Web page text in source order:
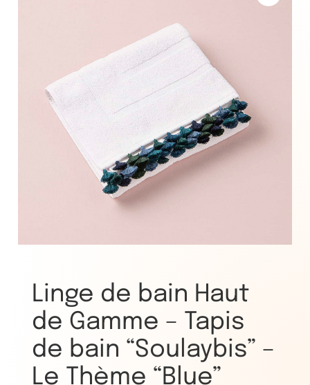
Linge de bain Haut
de Gamme – Tapis
de bain “Soulaybis” –
Le Thème “Blue”